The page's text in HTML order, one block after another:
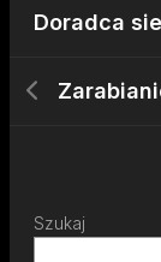
Szukaj